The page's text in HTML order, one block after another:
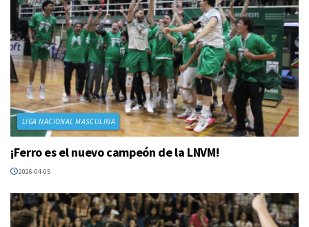
LIGA NACIONAL MASCULINA
¡Ferro es el nuevo campeón de la LNVM!
2026-04-05